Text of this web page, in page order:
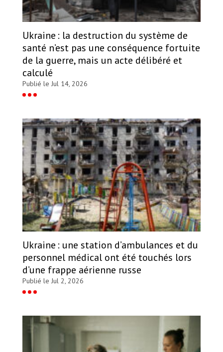
Ukraine : la destruction du système de
santé n’est pas une conséquence fortuite
de la guerre, mais un acte délibéré et
calculé
Publié le Jul 14, 2026
Ukraine : une station d’ambulances et du
personnel médical ont été touchés lors
d’une frappe aérienne russe
Publié le Jul 2, 2026